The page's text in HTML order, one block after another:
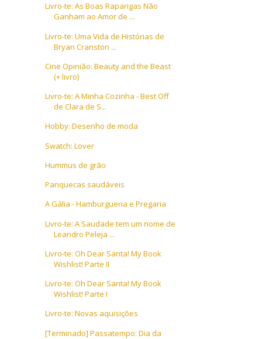
Livro-te: As Boas Raparigas Não
Ganham ao Amor de ...
Livro-te: Uma Vida de Histórias de
Bryan Cranston ...
Cine Opinião: Beauty and the Beast
(+ livro)
Livro-te: A Minha Cozinha - Best Off
de Clara de S...
Hobby: Desenho de moda
Swatch: Lover
Hummus de grão
Panquecas saudáveis
A Gália - Hamburgueria e Pregaria
Livro-te: A Saudade tem um nome de
Leandro Peleja ...
Livro-te: Oh Dear Santa! My Book
Wishlist! Parte II
Livro-te: Oh Dear Santa! My Book
Wishlist! Parte I
Livro-te: Novas aquisições
[Terminado] Passatempo: Dia da